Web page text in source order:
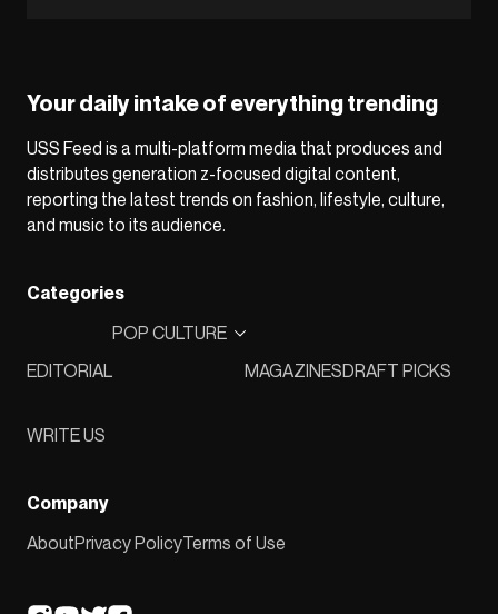
Your daily intake of everything trending
USS Feed is a multi-platform media that produces and
distributes generation z-focused digital content,
reporting the latest trends on fashion, lifestyle, culture,
and music to its audience.
Categories
EDITORIAL
POP CULTURE
MAGAZINESDRAFT PICKS
WRITE US
Company
AboutPrivacy PolicyTerms of Use